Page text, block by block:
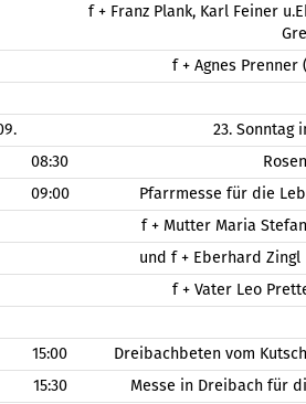
f + Franz Plank, Karl Feiner
f + Agnes Prenner
23. Sonntag
08:30
09:00
Pfarrmesse für die
f + Mutter Maria
und f + Eberhard Zingl
f + Vater Leo
15:00
Dreibachbeten vom
15:30
Messe in Dreibach für